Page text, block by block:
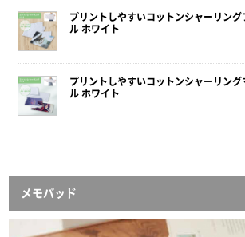
プリントしやすいコットンシャーリング
ル ホワイト
プリントしやすいコットンシャーリング
ル ホワイト
メモパッド